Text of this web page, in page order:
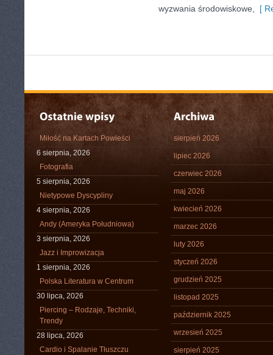
wyzwania środowiskowe,
[
Miłość na Kartach Powieści
6 sierpnia, 2026
Fotografia
5 sierpnia, 2026
Nietypowe Dyscypliny
4 sierpnia, 2026
Andy (Ameryka Południowa)
3 sierpnia, 2026
Jazz i Improwizacja
1 sierpnia, 2026
Polska Literatura w Centrum
30 lipca, 2026
Piercing – Rodzaje, Techniki,
Trendy
28 lipca, 2026
Cardio i Spalanie Tłuszczu
sierpień 2026
lipiec 2026
czerwiec 2026
maj 2026
kwiecień 2026
marzec 2026
luty 2026
styczeń 2026
grudzień 2025
listopad 2025
październik 2025
wrzesień 2025
sierpień 2025